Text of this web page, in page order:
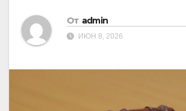
От admin
ИЮН 8, 2026